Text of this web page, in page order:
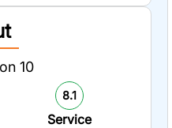
10
8.1
Service